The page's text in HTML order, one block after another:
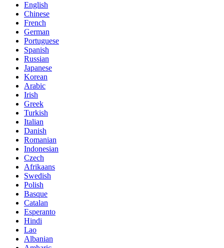
English
Chinese
French
German
Portuguese
Spanish
Russian
Japanese
Korean
Arabic
Irish
Greek
Turkish
Italian
Danish
Romanian
Indonesian
Czech
Afrikaans
Swedish
Polish
Basque
Catalan
Esperanto
Hindi
Lao
Albanian